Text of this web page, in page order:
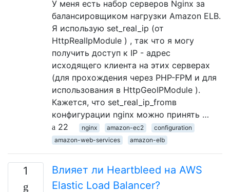
У меня есть набор серверов Nginx за
балансировщиком нагрузки Amazon ELB.
Я использую set_real_ip (от
HttpRealIpModule ) , так что я могу
получить доступ к IP - адрес
исходящего клиента на этих серверах
(для прохождения через РНР-FPM и для
использования в HttpGeoIPModule ).
Кажется, что set_real_ip_fromв
конфигурации nginx можно принять …
22
nginx amazon-ec2
configuration
amazon-web-services
amazon-elb
1
Влияет ли Heartbleed на AWS
Elastic Load Balancer?